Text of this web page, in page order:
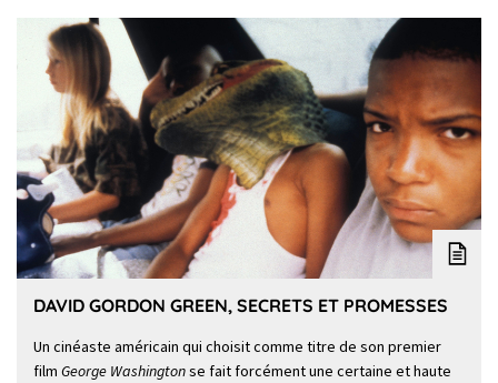
DAVID GORDON GREEN, SECRETS ET PROMESSES
Un cinéaste américain qui choisit comme titre de son premier
film George Washingtonse fait forcément une certaine et haute